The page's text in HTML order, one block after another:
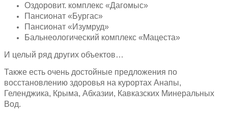
Оздоровит. комплекс «Дагомыс»
Пансионат «Бургас»
Пансионат «Изумруд»
Бальнеологический комплекс «Мацеста»
И целый ряд других объектов…
Также есть очень достойные предложения по
восстановлению здоровья на курортах Анапы,
Геленджика, Крыма, Абхазии, Кавказских Минеральных
Вод.